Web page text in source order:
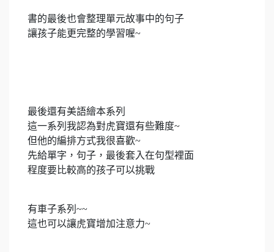
書的最後也會整理單元故事中的句子
讓孩子能更完整的學習喔~
最後還有美語繪本系列
這一系列我認為對虎寶還有些難度~
但他的編排方式我很喜歡~
先給單字，句子，最後套入在句型裡面
程度要比較高的孩子可以挑戰
有車子系列~~
這也可以讓虎寶增加注意力~